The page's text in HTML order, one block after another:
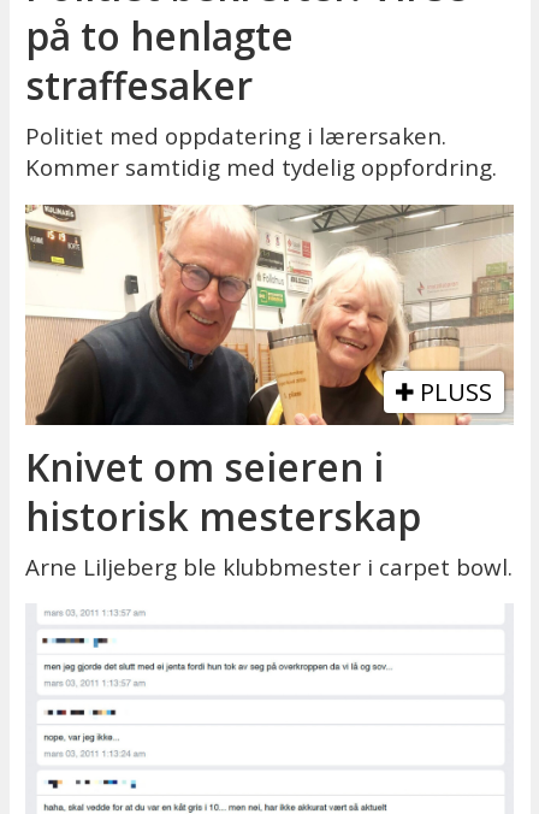
på to henlagte
straffesaker
Politiet med oppdatering i lærersaken.
Kommer samtidig med tydelig oppfordring.
PLUSS
Knivet om seieren i
historisk mesterskap
Arne Liljeberg ble klubbmester i carpet bowl.